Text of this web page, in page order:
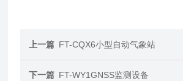
上一篇 FT-CQX6小型自动气象站
下一篇 FT-WY1GNSS监测设备